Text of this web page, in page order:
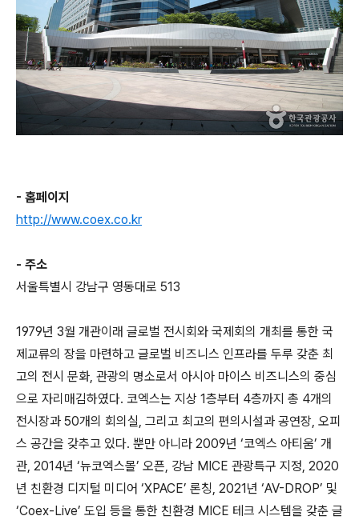
- 홈페이지
http://www.coex.co.kr
- 주소
서울특별시 강남구 영동대로 513
1979년 3월 개관이래 글로벌 전시회와 국제회의 개최를 통한 국
제교류의 장을 마련하고 글로벌 비즈니스 인프라를 두루 갖춘 최
고의 전시 문화, 관광의 명소로서 아시아 마이스 비즈니스의 중심
으로 자리매김하였다. 코엑스는 지상 1층부터 4층까지 총 4개의
전시장과 50개의 회의실, 그리고 최고의 편의시설과 공연장, 오피
스 공간을 갖추고 있다. 뿐만 아니라 2009년 ‘코엑스 아티움’ 개
관, 2014년 ‘뉴코엑스몰’ 오픈, 강남 MICE 관광특구 지정, 2020
년 친환경 디지털 미디어 ‘XPACE’ 론칭, 2021년 ‘AV-DROP’ 및
‘Coex-Live’ 도입 등을 통한 친환경 MICE 테크 시스템을 갖춘 글